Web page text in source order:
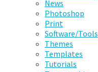
News
Photoshop
Print
Software/Tools
Themes
Templates
Tutorials